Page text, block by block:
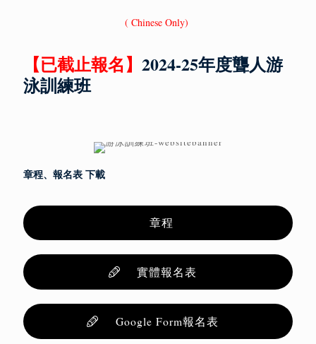
( Chinese Only)
【已截止報名】 2024-25年度聾人游
泳訓練班
章程、報名表 下載
章程
實體報名表
Google Form報名表